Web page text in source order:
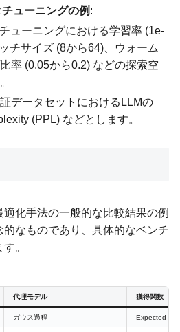
ューニングの例 :
ューニングにおける学習率 (1e-
チサイズ (8から64)、ウォーム
率 (0.05から0.2) などの探索空
データセットにおけるLLMの
(PPL) などとします。
化手法の一般的な比較結果の例
なものであり、具体的なベンチ
。
代理モデル 獲得関数
ガウス過程 Expected